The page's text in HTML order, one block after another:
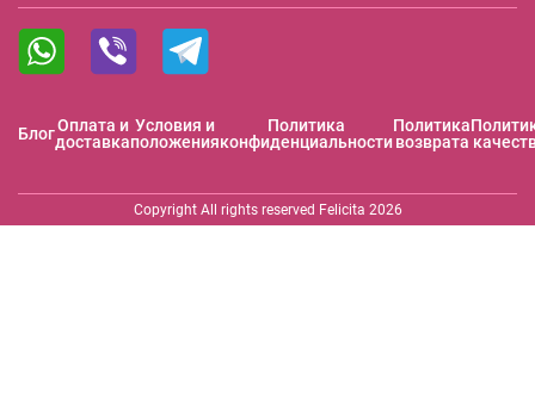
БлогОплата и
доставка
Условия и
положения
Политика
конфиденциальности
Политика
возврата
Copyright All rights reserved Felicita 2026